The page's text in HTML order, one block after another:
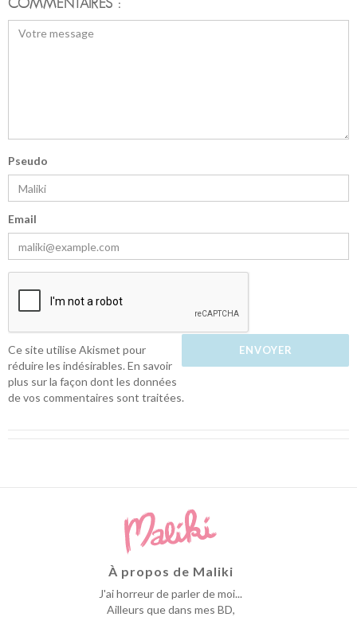
COMMENTAIRES :
Pseudo
Email
Ce site utilise Akismet pour
réduire les indésirables.En savoir
plus sur la façon dont les données
de vos commentaires sont traitées.
À propos de Maliki
J'ai horreur de parler de moi...
Ailleurs que dans mes BD,